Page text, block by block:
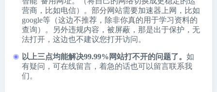
营商，比如电信）。部分网站需要加速器上网，比如
google等（这边不推荐，除非你真的用于学习资料的
查询）。另外违规内容，被屏蔽，那是出于保护，无
法打开，这边也不建议您打开访问。
以上三点均能解决99.99%网站打不开的问题了。 如
有疑问，可在线留言，着急的话也可以留言联系我
们。